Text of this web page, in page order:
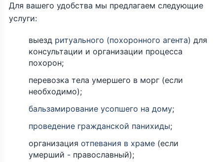
Для вашего удобства мы предлагаем следующие
услуги:
выезд ритуального (похоронного агента) для
консультации и организации процесса
похорон;
перевозка тела умершего в морг (если
необходимо);
бальзамирование усопшего на дому;
проведение гражданской панихиды;
организация отпевания в храме (если
умерший - православный);